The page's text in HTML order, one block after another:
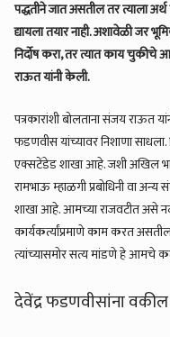
पद्धतीने जात असतील तर त्याला
द्यायला तयार नाही. अशावेळी जर
निर्दोष करा, तर त्यात काय
राऊत यांनी केली.
पत्रकारांशी बोलताना संजय राऊत
फडणवीस यांच्यावर निशाणा
एक्सटेंडेड शाखा आहे. जशी अखिल
रामभाऊ म्हाळगी प्रबोधिनी वा
शाखा आहे. आमच्या राजवटीत असे
कार्यकर्त्यांप्रमाणे काम करत
त्यांच्यासमोर सत्य मांडणे हे आमचे
देवेंद्र फडणवीसांना